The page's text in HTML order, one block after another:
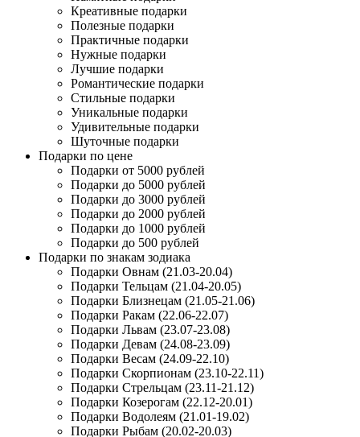
Креативные подарки
Полезные подарки
Практичные подарки
Нужные подарки
Лучшие подарки
Романтические подарки
Стильные подарки
Уникальные подарки
Удивительные подарки
Шуточные подарки
Подарки по цене
Подарки от 5000 рублей
Подарки до 5000 рублей
Подарки до 3000 рублей
Подарки до 2000 рублей
Подарки до 1000 рублей
Подарки до 500 рублей
Подарки по знакам зодиака
Подарки Овнам (21.03-20.04)
Подарки Тельцам (21.04-20.05)
Подарки Близнецам (21.05-21.06)
Подарки Ракам (22.06-22.07)
Подарки Львам (23.07-23.08)
Подарки Девам (24.08-23.09)
Подарки Весам (24.09-22.10)
Подарки Скорпионам (23.10-22.11)
Подарки Стрельцам (23.11-21.12)
Подарки Козерогам (22.12-20.01)
Подарки Водолеям (21.01-19.02)
Подарки Рыбам (20.02-20.03)